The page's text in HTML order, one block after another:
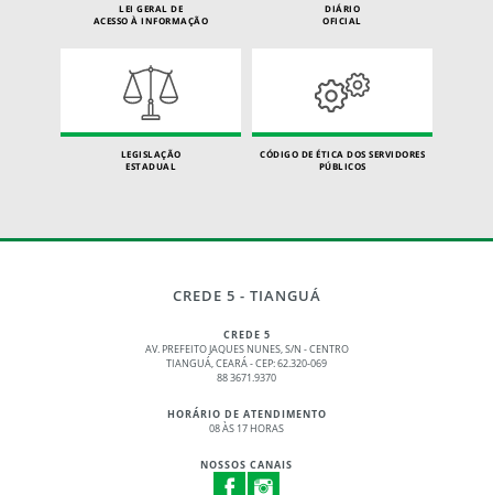
LEI GERAL DE
ACESSO À INFORMAÇÃO
DIÁRIO
OFICIAL
LEGISLAÇÃO
ESTADUAL
CÓDIGO DE ÉTICA DOS SERVIDORES
PÚBLICOS
CREDE 5 - TIANGUÁ
CREDE 5
AV. PREFEITO JAQUES NUNES, S/N - CENTRO
TIANGUÁ, CEARÁ - CEP: 62.320‑069
88 3671.9370
HORÁRIO DE ATENDIMENTO
08 ÀS 17 HORAS
NOSSOS CANAIS